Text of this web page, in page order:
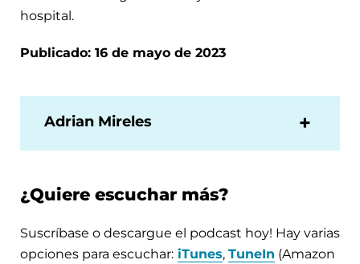
hospital.
Publicado: 16 de mayo de 2023
Adrian Mireles
¿Quiere escuchar más?
Suscríbase o descargue el podcast hoy! Hay varias
opciones para escuchar: iTunes, TuneIn (Amazon